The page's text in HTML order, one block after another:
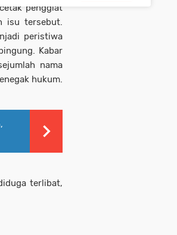
penggiat
isu tersebut.
peristiwa
Kabar
nama
hukum.
terlibat,